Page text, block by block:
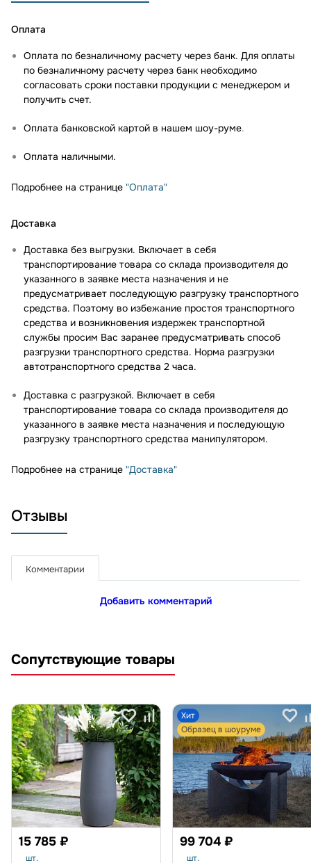
Оплата
Оплата по безналичному расчету через банк. Для оплаты
по безналичному расчету через банк необходимо
согласовать сроки поставки продукции с менеджером и
получить счет.
Оплата банковской картой в нашем шоу-руме.
Оплата наличными.
Подробнее на странице "Оплата"
Доставка
Доставка без выгрузки. Включает в себя
транспортирование товара со склада производителя до
указанного в заявке места назначения и не
предусматривает последующую разгрузку транспортного
средства. Поэтому во избежание простоя транспортного
средства и возникновения издержек транспортной
службы просим Вас заранее предусматривать способ
разгрузки транспортного средства. Норма разгрузки
автотранспортного средства 2 часа.
Доставка с разгрузкой. Включает в себя
транспортирование товара со склада производителя до
указанного в заявке места назначения и последующую
разгрузку транспортного средства манипулятором.
Подробнее на странице "Доставка"
Отзывы
Комментарии
Добавить комментарий
Сопутствующие товары
15 785 ₽
шт.
Хит
Образец в шоуруме
99 704 ₽
шт.